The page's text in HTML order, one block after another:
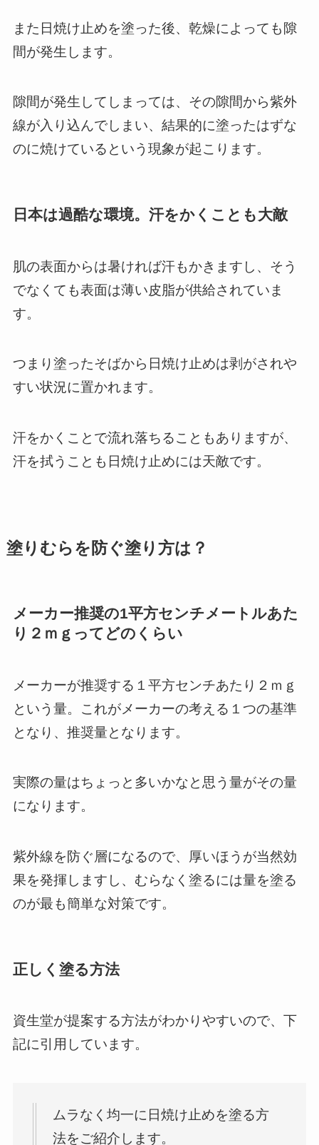
また日焼け止めを塗った後、乾燥によっても隙
間が発生します。
隙間が発生してしまっては、その隙間から紫外
線が入り込んでしまい、結果的に塗ったはずな
のに焼けているという現象が起こります。
日本は過酷な環境。汗をかくことも大敵
肌の表面からは暑ければ汗もかきますし、そう
でなくても表面は薄い皮脂が供給されていま
す。
つまり塗ったそばから日焼け止めは剥がされや
すい状況に置かれます。
汗をかくことで流れ落ちることもありますが、
汗を拭うことも日焼け止めには天敵です。
塗りむらを防ぐ塗り方は？
メーカー推奨の1平方センチメートルあた
り２ｍｇってどのくらい
メーカーが推奨する１平方センチあたり２ｍｇ
という量。これがメーカーの考える１つの基準
となり、推奨量となります。
実際の量はちょっと多いかなと思う量がその量
になります。
紫外線を防ぐ層になるので、厚いほうが当然効
果を発揮しますし、むらなく塗るには量を塗る
のが最も簡単な対策です。
正しく塗る方法
資生堂が提案する方法がわかりやすいので、下
記に引用しています。
ムラなく均一に日焼け止めを塗る方
法をご紹介します。